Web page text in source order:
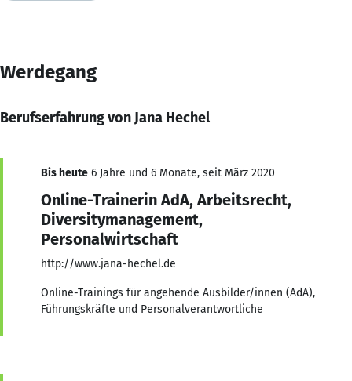
Werdegang
Berufserfahrung von Jana Hechel
Bis heute 6 Jahre und 6 Monate, seit März 2020
Online-Trainerin AdA, Arbeitsrecht,
Diversitymanagement,
Personalwirtschaft
http://www.jana-hechel.de
Online-Trainings für angehende Ausbilder/innen (AdA),
Führungskräfte und Personalverantwortliche